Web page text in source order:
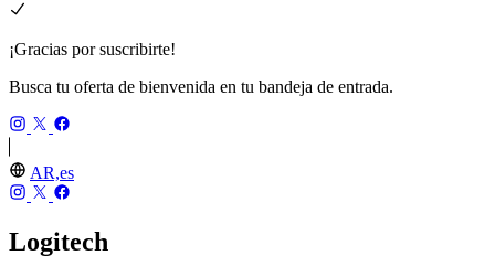
¡Gracias por suscribirte!
Busca tu oferta de bienvenida en tu bandeja de entrada.
AR,es
Logitech